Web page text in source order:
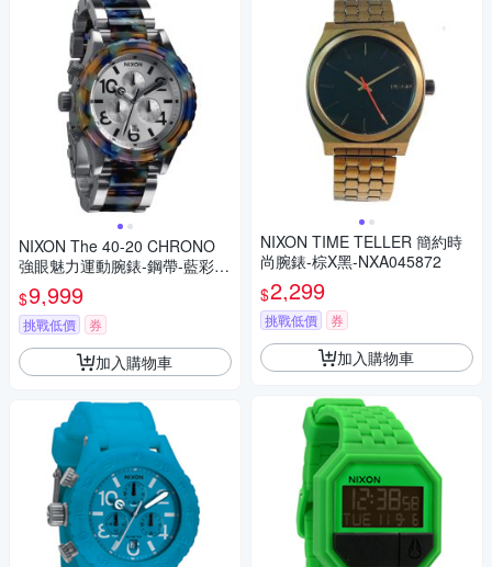
NIXON The 40-20 CHRONO
強眼魅力運動腕錶-鋼帶-藍彩玳
瑁-NXA0371116
$9,999
挑戰低價 券
加入購物車
NIXON TIME TELLER 簡約時
尚腕錶-棕X黑-NXA045872
$2,299
挑戰低價 券
加入購物車